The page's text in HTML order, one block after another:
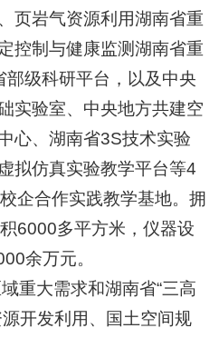
页岩气资源利用湖南省重
控制与健康监测湖南省重
部级科研平台，以及中央
实验室、中央地方共建空
心、湖南省3S技术实验
拟仿真实验教学平台等4
企合作实践教学基地。拥
6000多平方米，仪器设
余万元。
重大需求和湖南省“三高
开发利用、国土空间规